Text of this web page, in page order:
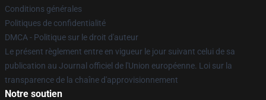
Conditions générales
Politiques de confidentialité
DMCA - Politique sur le droit d'auteur
Le présent règlement entre en vigueur le jour suivant celui de sa
publication au Journal officiel de l'Union européenne. Loi sur la
transparence de la chaîne d'approvisionnement
Notre soutien